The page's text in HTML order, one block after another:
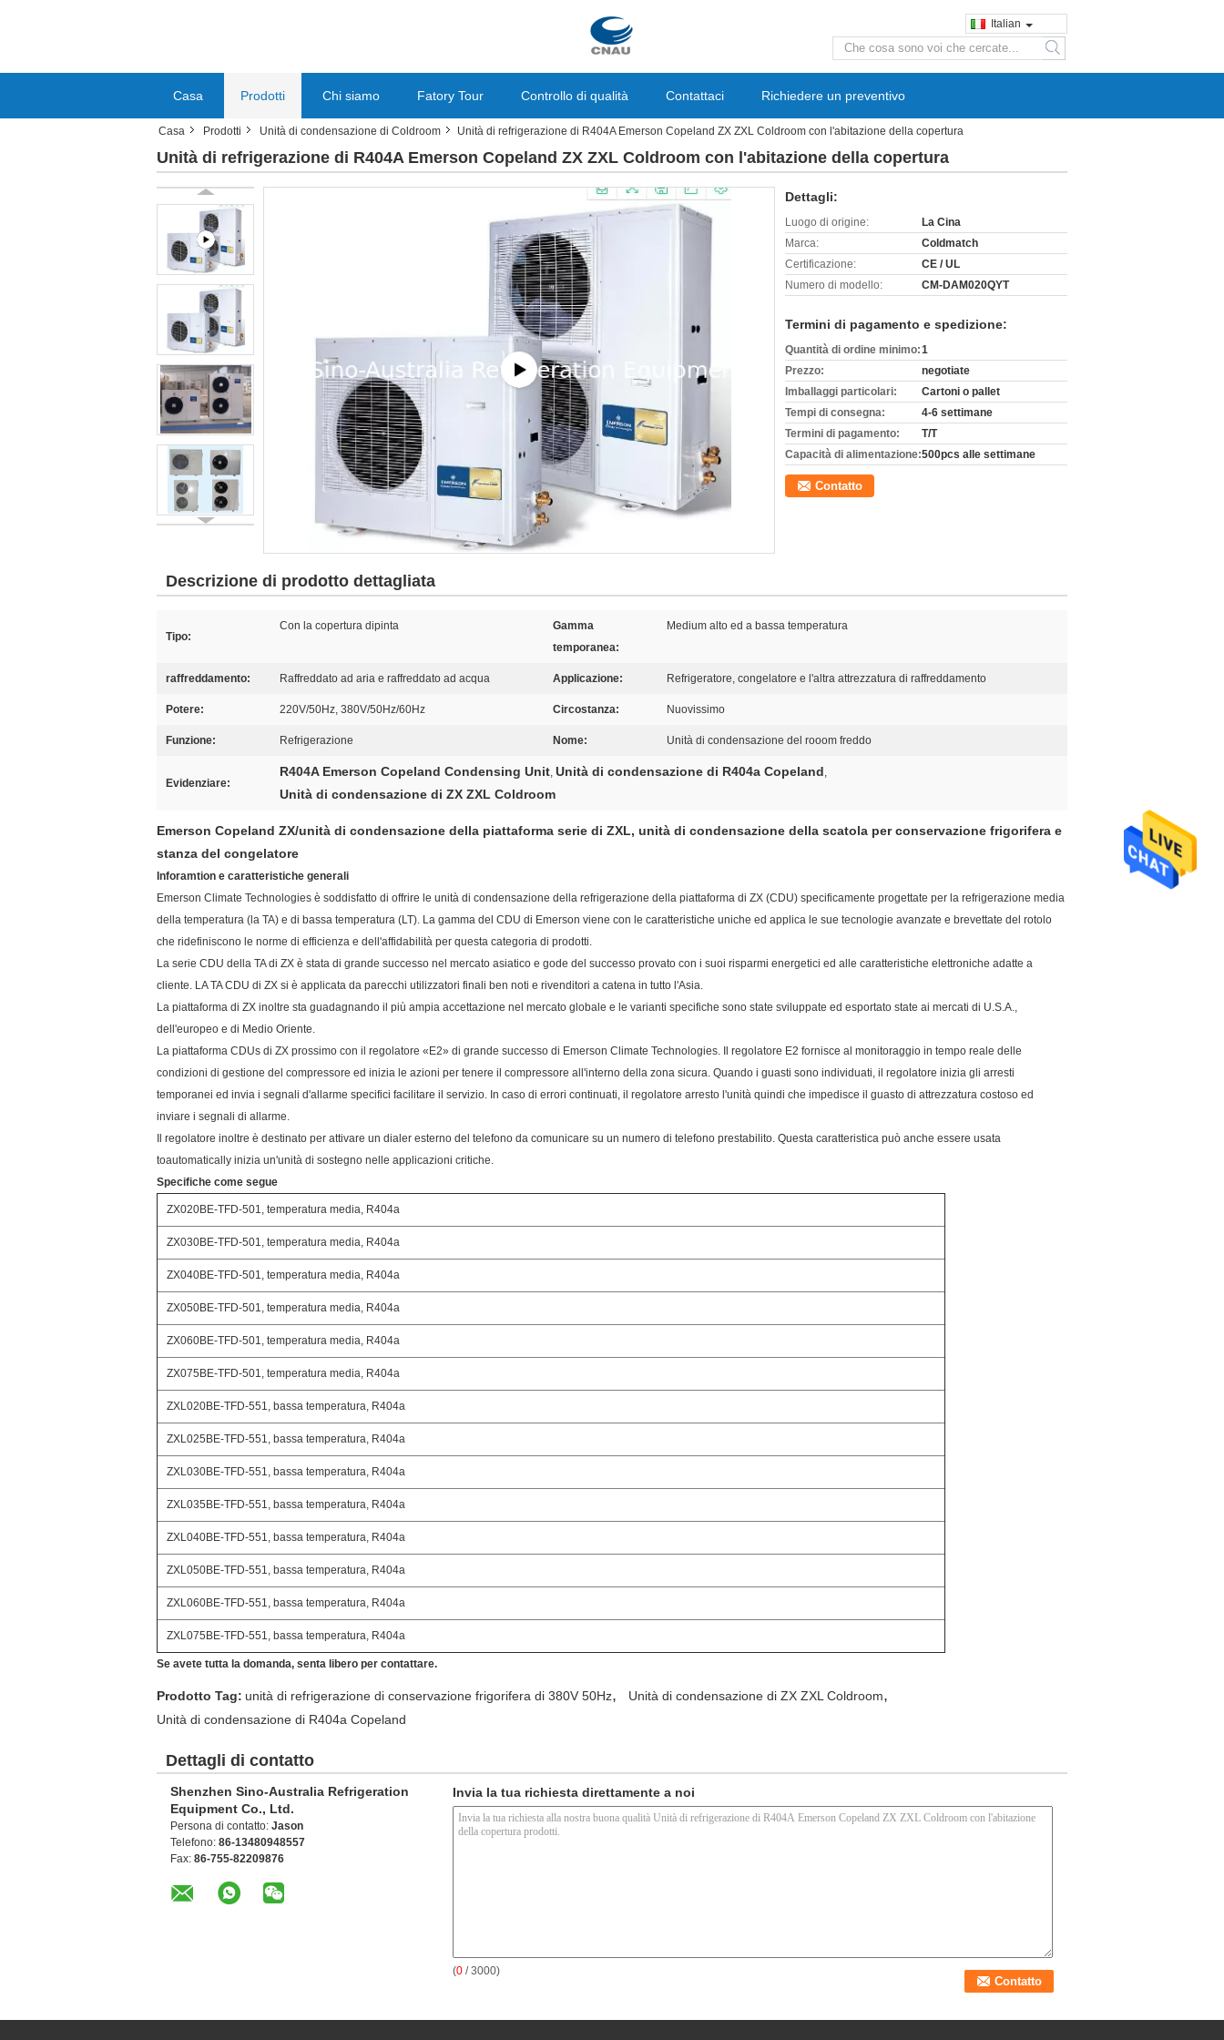
Italian
search
Casa Prodotti Chi siamo Fatory Tour Controllo di qualità Contattaci Richiedere un preventivo
Casa Prodotti Unità di condensazione di Coldroom Unità di refrigerazione di R404A Emerson Copeland ZX ZXL Coldroom con l'abitazione della copertura
Unità di refrigerazione di R404A Emerson Copeland ZX ZXL Coldroom con l'abitazione della copertura
Dettagli:
Luogo di origine:
La Cina
Marca:
Coldmatch
Certificazione:
CE / UL
Numero di modello:
CM-DAM020QYT
Termini di pagamento e spedizione:
Quantità di ordine minimo:1
Prezzo:
negotiate
Imballaggi particolari:
Cartoni o pallet
Tempi di consegna:
4-6 settimane
Termini di pagamento:
T/T
Capacità di alimentazione:500pcs alle settimane
Contatto
Descrizione di prodotto dettagliata
Tipo:
Con la copertura dipinta
Gamma
temporanea:
Medium alto ed a bassa temperatura
raffreddamento: Raffreddato ad aria e raffreddato ad acqua Applicazione: Refrigeratore, congelatore e l'altra attrezzatura di raffreddamento
Potere: 220V/50Hz, 380V/50Hz/60Hz Circostanza: Nuovissimo
Funzione: Refrigerazione Nome: Unità di condensazione del rooom freddo
Evidenziare:
R404A Emerson Copeland Condensing Unit, Unità di condensazione di R404a Copeland,
Unità di condensazione di ZX ZXL Coldroom
Emerson Copeland ZX/unità di condensazione della piattaforma serie di ZXL, unità di condensazione della scatola per conservazione frigorifera e
stanza del congelatore
Inforamtion e caratteristiche generali
Emerson Climate Technologies è soddisfatto di offrire le unità di condensazione della refrigerazione della piattaforma di ZX (CDU) specificamente progettate per la refrigerazione media
della temperatura (la TA) e di bassa temperatura (LT). La gamma del CDU di Emerson viene con le caratteristiche uniche ed applica le sue tecnologie avanzate e brevettate del rotolo
che ridefiniscono le norme di efficienza e dell'affidabilità per questa categoria di prodotti.
La serie CDU della TA di ZX è stata di grande successo nel mercato asiatico e gode del successo provato con i suoi risparmi energetici ed alle caratteristiche elettroniche adatte a
cliente. LA TA CDU di ZX si è applicata da parecchi utilizzatori finali ben noti e rivenditori a catena in tutto l'Asia.
La piattaforma di ZX inoltre sta guadagnando il più ampia accettazione nel mercato globale e le varianti specifiche sono state sviluppate ed esportato state ai mercati di U.S.A.,
dell'europeo e di Medio Oriente.
La piattaforma CDUs di ZX prossimo con il regolatore «E2» di grande successo di Emerson Climate Technologies. Il regolatore E2 fornisce al monitoraggio in tempo reale delle
condizioni di gestione del compressore ed inizia le azioni per tenere il compressore all'interno della zona sicura. Quando i guasti sono individuati, il regolatore inizia gli arresti
temporanei ed invia i segnali d'allarme specifici facilitare il servizio. In caso di errori continuati, il regolatore arresto l'unità quindi che impedisce il guasto di attrezzatura costoso ed
inviare i segnali di allarme.
Il regolatore inoltre è destinato per attivare un dialer esterno del telefono da comunicare su un numero di telefono prestabilito. Questa caratteristica può anche essere usata
toautomatically inizia un'unità di sostegno nelle applicazioni critiche.
Specifiche come segue
ZX020BE-TFD-501, temperatura media, R404a
ZX030BE-TFD-501, temperatura media, R404a
ZX040BE-TFD-501, temperatura media, R404a
ZX050BE-TFD-501, temperatura media, R404a
ZX060BE-TFD-501, temperatura media, R404a
ZX075BE-TFD-501, temperatura media, R404a
ZXL020BE-TFD-551, bassa temperatura, R404a
ZXL025BE-TFD-551, bassa temperatura, R404a
ZXL030BE-TFD-551, bassa temperatura, R404a
ZXL035BE-TFD-551, bassa temperatura, R404a
ZXL040BE-TFD-551, bassa temperatura, R404a
ZXL050BE-TFD-551, bassa temperatura, R404a
ZXL060BE-TFD-551, bassa temperatura, R404a
ZXL075BE-TFD-551, bassa temperatura, R404a
Se avete tutta la domanda, senta libero per contattare.
Prodotto Tag: unità di refrigerazione di conservazione frigorifera di 380V 50Hz, Unità di condensazione di ZX ZXL Coldroom,
Unità di condensazione di R404a Copeland
Dettagli di contatto
Shenzhen Sino-Australia Refrigeration
Equipment Co., Ltd.
Persona di contatto: Jason
Telefono: 86-13480948557
Fax: 86-755-82209876
Invia la tua richiesta direttamente a noi
(0 / 3000)